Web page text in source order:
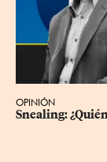
OPINIÓN
Snealing: